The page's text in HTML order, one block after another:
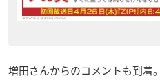
増田さんからのコメントも到着